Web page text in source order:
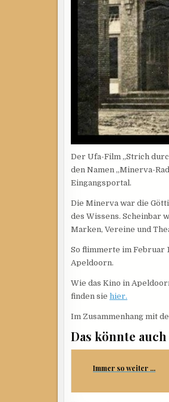
Der Ufa-Film „Strich
den Namen „Minerva-
Eingangsportal.
Die Minerva war die
des Wissens. Scheinbar
Marken, Vereine und
So flimmerte im Februar
Apeldoorn.
Wie das Kino in
finden sie hier.
Im Zusammenhang mit
Das könnte
Immer so weiter ...